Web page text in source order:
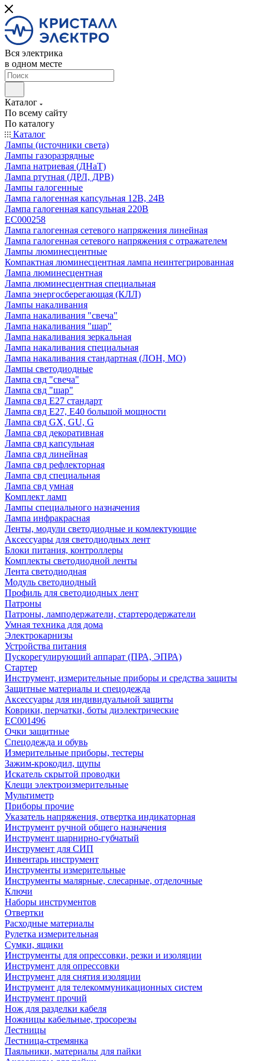
Вся электрика
в одном месте
Каталог
По всему сайту
По каталогу
Каталог
Лампы (источники света)
Лампы газоразрядные
Лампа натриевая (ДНаТ)
Лампа ртутная (ДРЛ, ДРВ)
Лампы галогенные
Лампа галогенная капсульная 12В, 24В
Лампа галогенная капсульная 220В
EC000258
Лампа галогенная сетевого напряжения линейная
Лампа галогенная сетевого напряжения с отражателем
Лампы люминесцентные
Компактная люминесцентная лампа неинтегрированная
Лампа люминесцентная
Лампа люминесцентная специальная
Лампа энергосберегающая (КЛЛ)
Лампы накаливания
Лампа накаливания "свеча"
Лампа накаливания "шар"
Лампа накаливания зеркальная
Лампа накаливания специальная
Лампа накаливания стандартная (ЛОН, МО)
Лампы светодиодные
Лампа свд "свеча"
Лампа свд "шар"
Лампа свд E27 стандарт
Лампа свд E27, Е40 большой мощности
Лампа свд GX, GU, G
Лампа свд декоративная
Лампа свд капсульная
Лампа свд линейная
Лампа свд рефлекторная
Лампа свд специальная
Лампа свд умная
Комплект ламп
Лампы специального назначения
Лампа инфракрасная
Ленты, модули светодиодные и комлектующие
Аксессуары для светодиодных лент
Блоки питания, контроллеры
Комплекты светодиодной ленты
Лента светодиодная
Модуль светодиодный
Профиль для светодиодных лент
Патроны
Патроны, ламподержатели, стартеродержатели
Умная техника для дома
Электрокарнизы
Устройства питания
Пускорегулирующий аппарат (ПРА, ЭПРА)
Стартер
Инструмент, измерительные приборы и средства защиты
Защитные материалы и спецодежда
Аксессуары для индивидуальной защиты
Коврики, перчатки, боты диэлектрические
EC001496
Очки защитные
Спецодежда и обувь
Измерительные приборы, тестеры
Зажим-крокодил, щупы
Искатель скрытой проводки
Клещи электроизмерительные
Мультиметр
Приборы прочие
Указатель напряжения, отвертка индикаторная
Инструмент ручной общего назначения
Инструмент шарнирно-губчатый
Инструмент для СИП
Инвентарь инструмент
Инструменты измерительные
Инструменты малярные, слесарные, отделочные
Ключи
Наборы инструментов
Отвертки
Расходные материалы
Рулетка измерительная
Сумки, ящики
Инструменты для опрессовки, резки и изоляции
Инструмент для опрессовки
Инструмент для снятия изоляции
Инструмент для телекоммуникационных систем
Инструмент прочий
Нож для разделки кабеля
Ножницы кабельные, тросорезы
Лестницы
Лестница-стремянка
Паяльники, материалы для пайки